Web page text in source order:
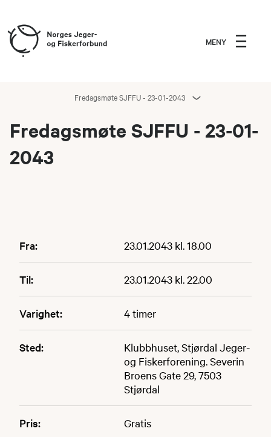
MENY
Fredagsmøte SJFFU - 23-01-2043
Fredagsmøte SJFFU - 23-01-
2043
Fra: 23.01.2043 kl. 18.00
Til: 23.01.2043 kl. 22.00
Varighet: 4 timer
Sted:
Klubbhuset, Stjørdal Jeger-
og Fiskerforening. Severin
Broens Gate 29, 7503
Stjørdal
Pris: Gratis